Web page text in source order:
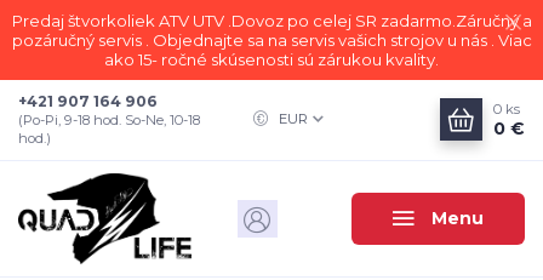
Predaj štvorkoliek ATV UTV .Dovoz po celej SR zadarmo.Záručný a
pozáručný servis . Objednajte sa na servis vašich strojov u nás . Viac
ako 15- ročné skúsenosti sú zárukou kvality.
Menu
EUR
+421 907 164 906
(Po-Pi, 9-18 hod. So-Ne, 10-18
hod.)
0 ks
0 €